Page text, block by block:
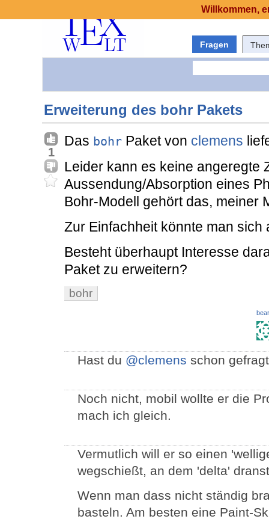
Fragen
Erweiterung des bohr Pakets
1
Das bohr Paket von clemens
Leider kann es keine angeregte
Aussendung/Absorption eines
Bohr-Modell gehört das, meiner
Zur Einfachheit könnte man
Besteht überhaupt Interesse
Paket zu erweitern?
bohr
Hast du @clemens schon
Noch nicht, mobil wollte er die
mach ich gleich.
Vermutlich will er so einen
wegschießt, an dem 'delta'
Wenn man dass nicht ständig
basteln. Am besten eine Paint-
Willkommen,